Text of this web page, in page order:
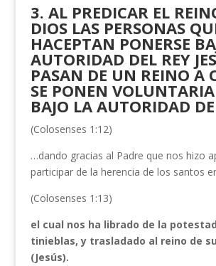
3. AL PREDICAR EL
DIOS LAS PERSONAS
HACEPTAN PONERSE
AUTORIDAD DEL REY
PASAN DE UN REINO A
SE PONEN
BAJO LA AUTORIDAD
(Colosenses 1:12)
…dando gracias al Padre que nos hizo
participar de la herencia de los santos
(Colosenses 1:13)
el cual nos ha librado de la
tinieblas, y trasladado al reino de
(Jesús).